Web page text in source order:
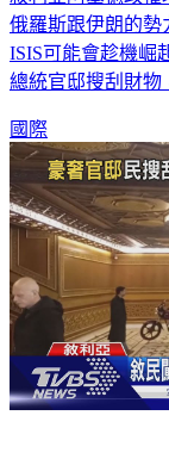
俄羅斯跟伊朗的勢
ISIS可能會趁機崛
總統官邸搜刮財物
國際